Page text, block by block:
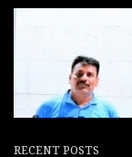
RECENT POSTS